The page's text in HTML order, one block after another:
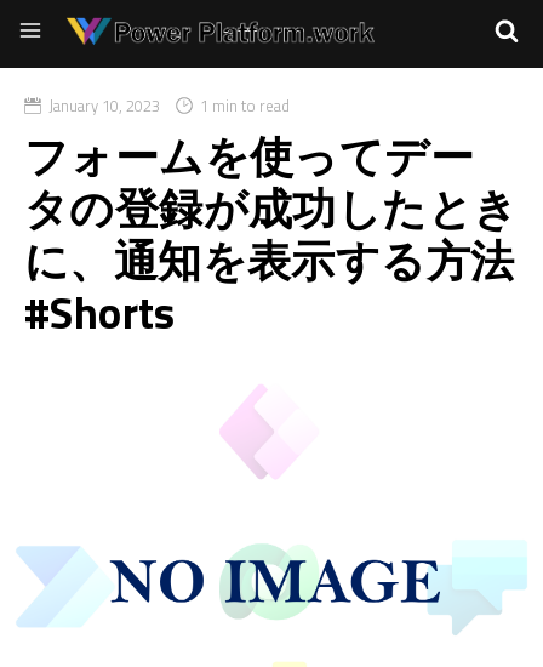
January 10, 2023 1 min to read
フォームを使ってデー
タの登録が成功したとき
に、通知を表示する方法
#Shorts